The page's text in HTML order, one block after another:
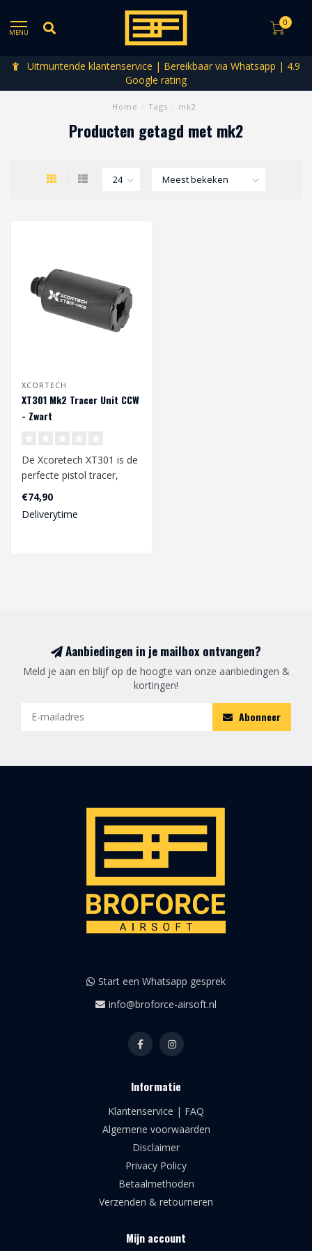
MENU
0
Uitmuntende klantenservice | Bereikbaar via Whatsapp | 4.9
Google rating
Home Tags mk2
Producten getagd met mk2
XCORTECH
XT301 Mk2 Tracer Unit CCW
- Zwart
De Xcoretech XT301 is de
perfecte pistol tracer,
dankzij zijn compacte
formaat e..
€74,90
Deliverytime
Aanbiedingen in je mailbox ontvangen?
Meld je aan en blijf op de hoogte van onze aanbiedingen &
kortingen!
Abonneer
Start een Whatsapp gesprek
info@broforce-airsoft.nl
Informatie
Klantenservice | FAQ
Algemene voorwaarden
Disclaimer
Privacy Policy
Betaalmethoden
Verzenden & retourneren
Mijn account